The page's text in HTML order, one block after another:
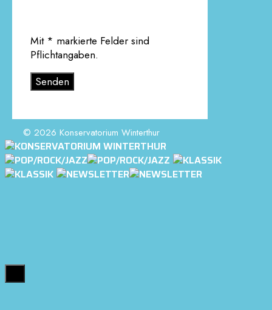
Mit * markierte Felder sind
Pflichtangaben.
Bitte lasse dieses Feld leer.
© 2026 Konservatorium Winterthur
Close